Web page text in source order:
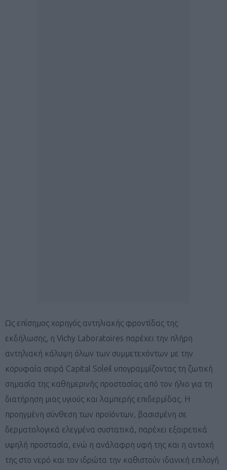
Ως επίσημος χορηγός αντηλιακής φροντίδας της
εκδήλωσης, η Vichy Laboratoires παρέχει την πλήρη
αντηλιακή κάλυψη όλων των συμμετεχόντων με την
κορυφαία σειρά Capital Soleil υπογραμμίζοντας τη ζωτική
σημασία της καθημερινής προστασίας από τον ήλιο για τη
διατήρηση μιας υγιούς και λαμπερής επιδερμίδας. Η
προηγμένη σύνθεση των προϊόντων, βασισμένη σε
δερματολογικά ελεγμένα συστατικά, παρέχει εξαιρετικά
υψηλή προστασία, ενώ η ανάλαφρη υφή της και η αντοχή
της στο νερό και τον ιδρώτα την καθιστούν ιδανική επιλογή